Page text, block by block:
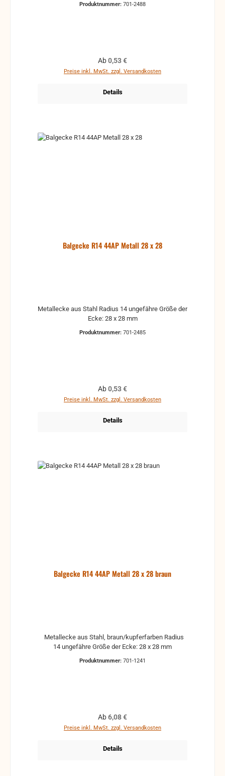
Produktnummer: 701-2488
Regulärer Preis:
Ab0,53 €
Preise inkl. MwSt. zzgl. Versandkosten
Details
Balgecke R14 44AP Metall 28 x 28
Metallecke aus Stahl Radius 14 ungefähre Größe der
Ecke: 28 x 28 mm
Produktnummer: 701-2485
Regulärer Preis:
Ab0,53 €
Preise inkl. MwSt. zzgl. Versandkosten
Details
Balgecke R14 44AP Metall 28 x 28 braun
14 ungefähre Größe der Ecke: 28 x 28 mm
Produktnummer: 701-1241
Regulärer Preis:
Ab6,08 €
Preise inkl. MwSt. zzgl. Versandkosten
Details